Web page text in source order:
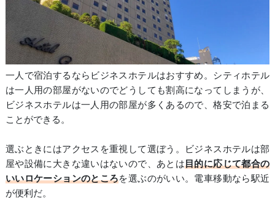
一人で宿泊するならビジネスホテルはおすすめ。シティホテル
は一人用の部屋がないのでどうしても割高になってしまうが、
ビジネスホテルは一人用の部屋が多くあるので、格安で泊まる
ことができる。
選ぶときにはアクセスを重視して選ぼう。ビジネスホテルは部
屋や設備に大きな違いはないので、あとは目的に応じて都合の
いいロケーションのところを選ぶのがいい。電車移動なら駅近
が便利だ。